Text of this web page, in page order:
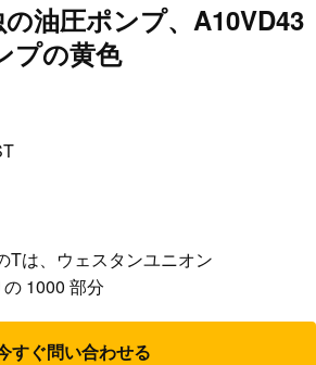
油圧ポンプ、A10VD43
プの黄色
Tは、ウェスタンユニオン
1000 部分
すぐ問い合わせる